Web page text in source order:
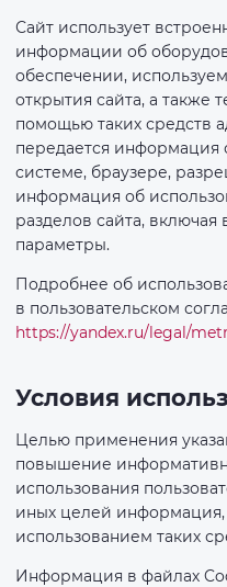
Сайт использует
информации об
обеспечении,
открытия сайта, а также
помощью таких средств
передается информация
системе, браузере,
информация об
разделов сайта,
параметры.
Подробнее об
в пользовательском
https://yandex.ru/legal/
Условия
Целью применения
повышение
использования
иных целей информация,
использованием таких
Информация в файлах